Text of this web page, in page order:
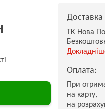
Доставка
ТК Нова
Оплата:
При
на карту,
на